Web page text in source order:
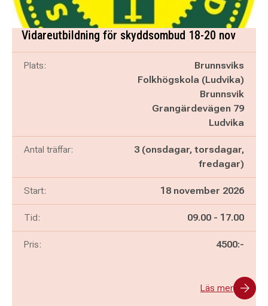
Vidareutbildning för skyddsombud 18-20 nov
Plats:
Brunnsviks
Folkhögskola (Ludvika)
Brunnsvik
Grangärdevägen 79
Ludvika
Antal träffar:
3 (onsdagar, torsdagar,
fredagar)
Start: 18 november 2026
Tid: Pågår mellan
09.00 - och
17.00
Pris: 4500:-
Läs mer